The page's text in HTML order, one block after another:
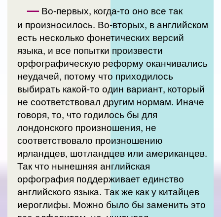
— Во-первых, когда-то оно все так
и произносилось. Во-вторых, в английском
есть несколько фонетических версий
языка, и все попытки произвести
орфографическую реформу оканчивались
неудачей, потому что приходилось
выбирать какой-то один вариант, который
не соответствовал другим нормам. Иначе
говоря, то, что годилось бы для
лондонского произношения, не
соответствовало произношению
ирландцев, шотландцев или американцев.
Так что нынешняя английская
орфография поддерживает единство
английского языка. Так же как у китайцев
иероглифы. Можно было бы заменить это